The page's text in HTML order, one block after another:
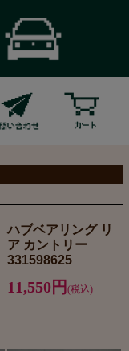
ハブベアリング リ
ア カントリー
331598625
11,550円(税込)